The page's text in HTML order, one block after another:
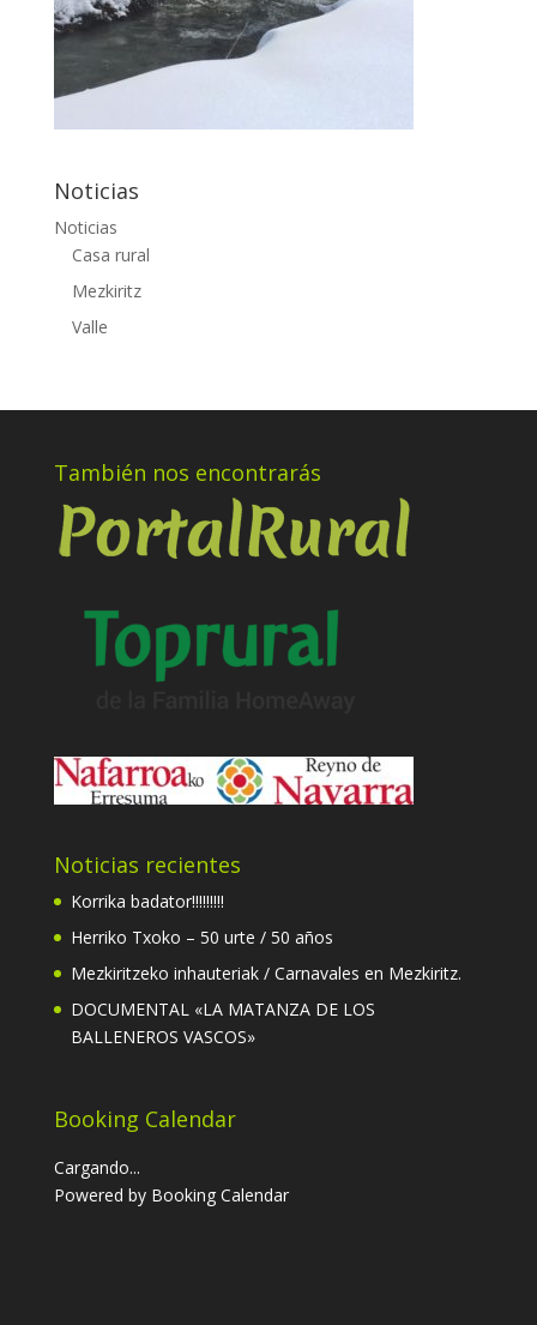
Noticias
Noticias
Casa rural
Mezkiritz
Valle
También nos encontrarás
Noticias recientes
Korrika badator!!!!!!!!!
Herriko Txoko – 50 urte / 50 años
Mezkiritzeko inhauteriak / Carnavales en Mezkiritz.
DOCUMENTAL «LA MATANZA DE LOS
BALLENEROS VASCOS»
Booking Calendar
Cargando...
Powered by Booking Calendar